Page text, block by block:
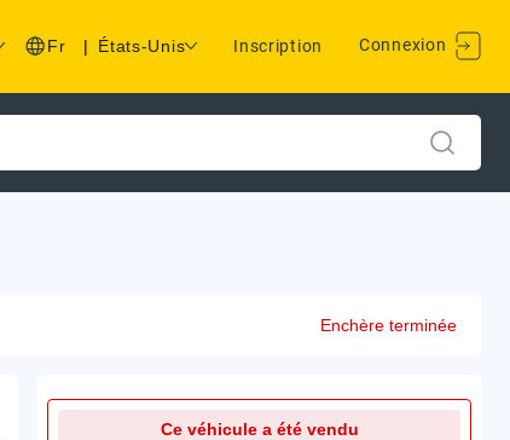
Fr | États-Unis Inscription Connexion
Enchère terminée
Ce véhicule a été vendu